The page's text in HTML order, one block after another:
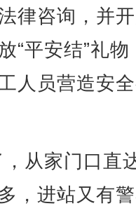
律咨询，并
“平安结”礼物
人员营造安
从家门口直
，进站又有